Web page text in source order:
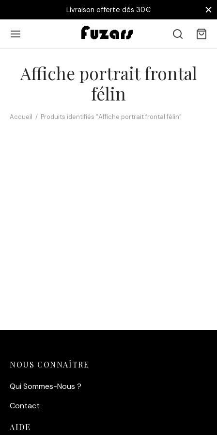
Livraison offerte dès 30€
Affiche portrait frontal
félin
Accueil / Produits identifiés “Affiche portrait frontal félin”
NOUS CONNAÎTRE
Qui Sommes-Nous ?
Contact
AIDE